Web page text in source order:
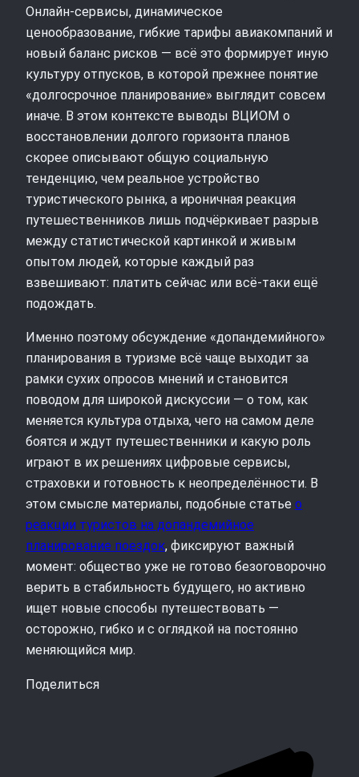
Онлайн‑сервисы, динамическое
ценообразование, гибкие тарифы авиакомпаний и
новый баланс рисков — всё это формирует иную
культуру отпусков, в которой прежнее понятие
«долгосрочное планирование» выглядит совсем
иначе. В этом контексте выводы ВЦИОМ о
восстановлении долгого горизонта планов
скорее описывают общую социальную
тенденцию, чем реальное устройство
туристического рынка, а ироничная реакция
путешественников лишь подчёркивает разрыв
между статистической картинкой и живым
опытом людей, которые каждый раз
взвешивают: платить сейчас или всё‑таки ещё
подождать.
Именно поэтому обсуждение «допандемийного»
планирования в туризме всё чаще выходит за
рамки сухих опросов мнений и становится
поводом для широкой дискуссии — о том, как
меняется культура отдыха, чего на самом деле
боятся и ждут путешественники и какую роль
играют в их решениях цифровые сервисы,
страховки и готовность к неопределённости. В
этом смысле материалы, подобные статье о
реакции туристов на допандемийное
планирование поездок, фиксируют важный
момент: общество уже не готово безоговорочно
верить в стабильность будущего, но активно
ищет новые способы путешествовать —
осторожно, гибко и с оглядкой на постоянно
меняющийся мир.
Поделиться